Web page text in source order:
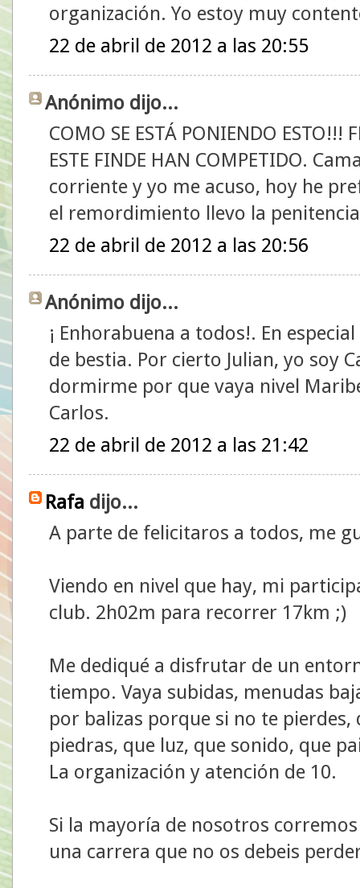
organización. Yo estoy muy
22 de abril de 2012 a las 20:55
Anónimo dijo...
COMO SE ESTÁ PONIENDO ESTO!!!
ESTE FINDE HAN COMPETIDO.
corriente y yo me acuso, hoy he
el remordimiento llevo la penitencia.
22 de abril de 2012 a las 20:56
Anónimo dijo...
¡ Enhorabuena a todos!. En
de bestia. Por cierto Julian, yo soy
dormirme por que vaya nivel
Carlos.
22 de abril de 2012 a las 21:42
Rafa dijo...
A parte de felicitaros a todos, me
Viendo en nivel que hay, mi
club. 2h02m para recorrer 17km ;)
Me dediqué a disfrutar de un
tiempo. Vaya subidas, menudas
por balizas porque si no te
piedras, que luz, que sonido, que
La organización y atención de 10.
Si la mayoría de nosotros
una carrera que no os debeis